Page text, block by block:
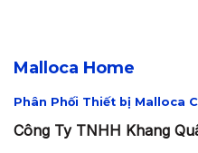
Malloca Home
Phân Phối Thiết bị Malloca
Công Ty TNHH Khang